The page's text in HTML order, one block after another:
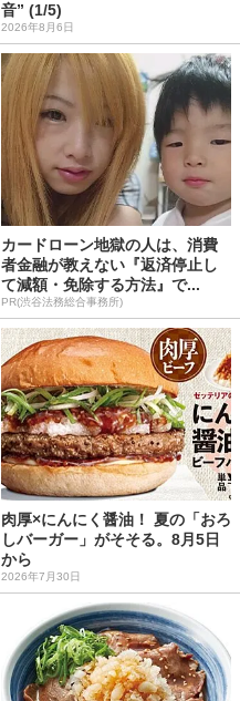
音” (1/5)
2026年8月6日
カードローン地獄の人は、消費
者金融が教えない『返済停止し
て減額・免除する方法』で...
PR(渋谷法務総合事務所)
肉厚×にんにく醤油！ 夏の「おろ
しバーガー」がそそる。8月5日
から
2026年7月30日